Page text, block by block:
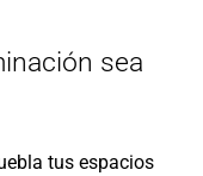
sea
tus espacios